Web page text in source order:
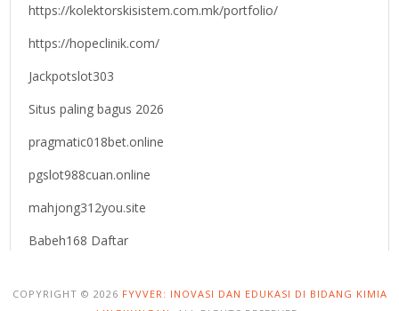
https://kolektorskisistem.com.mk/portfolio/
https://hopeclinik.com/
Jackpotslot303
Situs paling bagus 2026
pragmatic018bet.online
pgslot988cuan.online
mahjong312you.site
Babeh168 Daftar
COPYRIGHT © 2026 FYVVER: INOVASI DAN EDUKASI DI BIDANG KIMIA